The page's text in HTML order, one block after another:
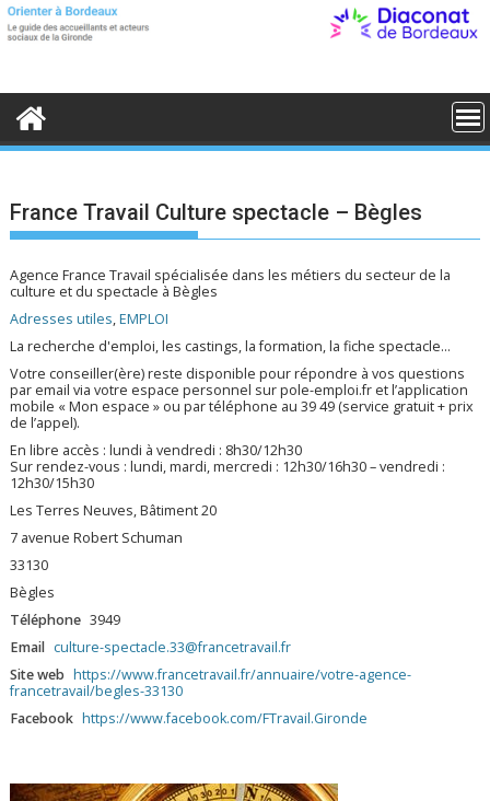
S
t
o
France Travail Culture spectacle – Bègles
Agence France Travail spécialisée dans les métiers du secteur de la
culture et du spectacle à Bègles
Adresses utiles,EMPLOI
La recherche d'emploi, les castings, la formation, la fiche spectacle...
Votre conseiller(ère) reste disponible pour répondre à vos questions
par email via votre espace personnel sur pole-emploi.fr et l’application
mobile « Mon espace » ou par téléphone au 39 49 (service gratuit + prix
de l’appel).
En libre accès : lundi à vendredi : 8h30/12h30
Sur rendez-vous : lundi, mardi, mercredi : 12h30/16h30 – vendredi :
12h30/15h30
Les Terres Neuves, Bâtiment 20
7 avenue Robert Schuman
33130
Bègles
Téléphone 3949
Email culture-spectacle.33@francetravail.fr
Site web https://www.francetravail.fr/annuaire/votre-agence-
francetravail/begles-33130
Facebook https://www.facebook.com/FTravail.Gironde